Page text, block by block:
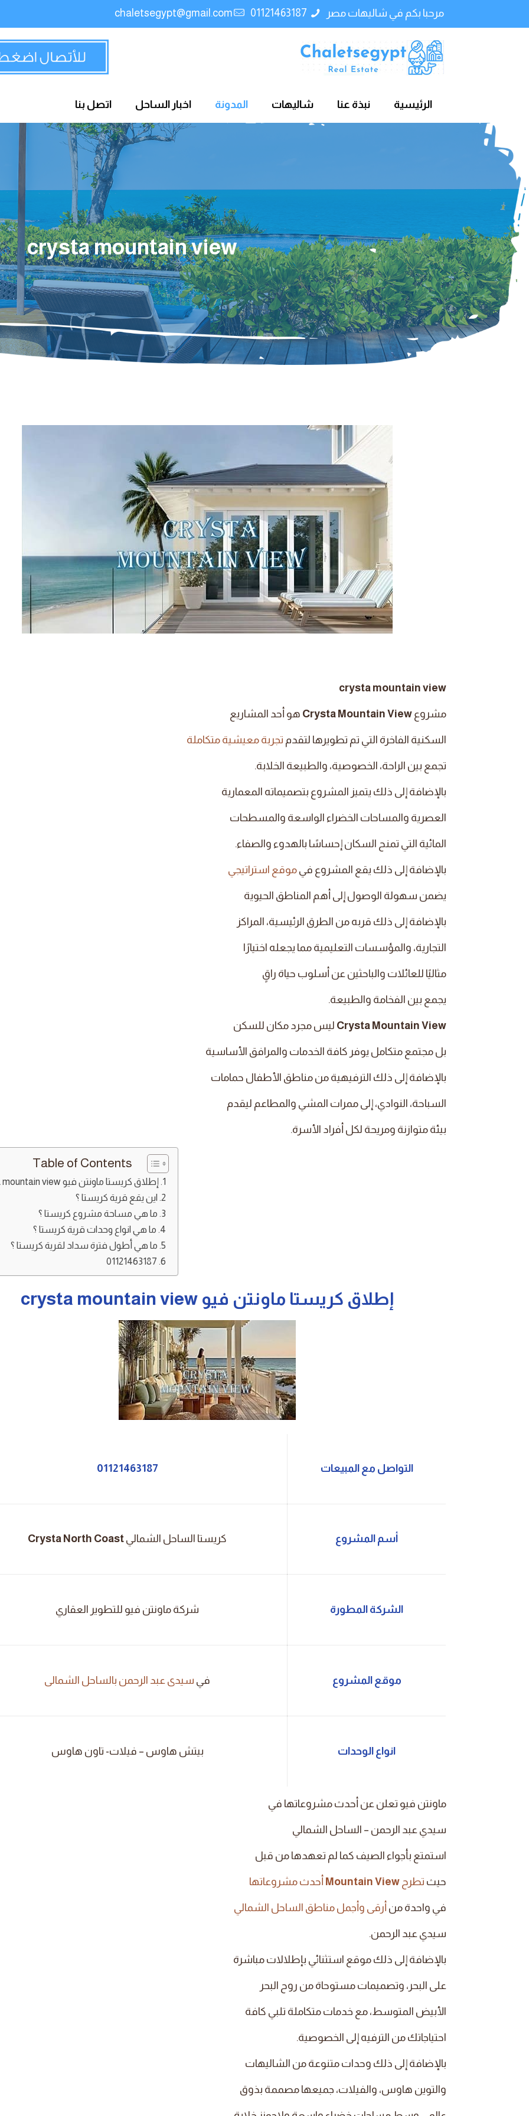
مرحبا بكم في شاليهات مصر chaletsegypt@gmail.com
الرئيسية نبذة عنا شاليهات المدونة اخبار الساحل اتصل بنا
crysta mountain view
crysta mountain view
مشروع Crysta Mountain View هو أحد المشاريع
السكنية الفاخرة التي تم تطويرها لتقدم تجربة معيشية متكاملة
تجمع بين الراحة، الخصوصية، والطبيعة الخلابة.
بالإضافة إلى ذلك يتميز المشروع بتصميماته المعمارية
العصرية والمساحات الخضراء الواسعة والمسطحات
المائية التي تمنح السكان إحساسًا بالهدوء والصفاء.
بالإضافة إلى ذلك يقع المشروع فيموقع استراتيجي
يضمن سهولة الوصول إلى أهم المناطق الحيوية
بالإضافة إلى ذلك قربه من الطرق الرئيسية، المراكز
التجارية، والمؤسسات التعليمية مما يجعله اختيارًا
مثاليًا للعائلات والباحثين عن أسلوب حياة راقٍ
يجمع بين الفخامة والطبيعة.
Crysta Mountain View ليس مجرد مكان للسكن
بل مجتمع متكامل يوفر كافة الخدمات والمرافق الأساسية
بالإضافة إلى ذلك الترفيهية من مناطق الأطفال حمامات
السباحة، النوادي، إلى ممرات المشي والمطاعم ليقدم
بيئة متوازنة ومريحة لكل أفراد الأسرة.
Table of Contents
إطلاق كريستا ماونتن فيو crysta mountain view
اين يقع قرية كريستا ؟
ما هي مساحة مشروع كريستا ؟
ما هي انواع وحدات قرية كريستا ؟
ما هي أطول فترة سداد لقرية كريستا ؟
01121463187
إطلاق كريستا ماونتن فيو crysta mountain view
التواصل مع المبيعات 01121463187
أسم المشروع كريستا الساحل الشمالي
الشركة المطورة شركة ماونتن فيو للتطوير العقاري
موقع المشروع في سيدى عبد الرحمن بالساحل الشمالى
انواع الوحدات بيتش هاوس – فيلات- تاون هاوس
ماونتن فيو تعلن عن أحدث مشروعاتها في
سيدي عبد الرحمن – الساحل الشمالي
استمتع بأجواء الصيف كما لم تعهدها من قبل
حيث تطرحMountain View أحدث مشروعاتها
في واحدة من أرقى وأجمل مناطق الساحل الشمالي
سيدي عبد الرحمن.
بالإضافة إلى ذلك موقع استثنائي بإطلالات مباشرة
على البحر، وتصميمات مستوحاة من روح البحر
الأبيض المتوسط، مع خدمات متكاملة تلبي كافة
احتياجاتك من الترفيه إلى الخصوصية.
بالإضافة إلى ذلك وحدات متنوعة من الشاليهات
والتوين هاوس، والفيلات، جميعها مصممة بذوق